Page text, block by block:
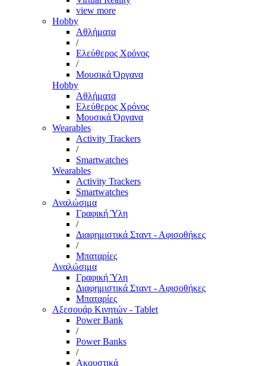
view more
Hobby
Αθλήματα
/
Ελεύθερος Χρόνος
/
Μουσικά Όργανα
Hobby
Αθλήματα
Ελεύθερος Χρόνος
Μουσικά Όργανα
Wearables
Activity Trackers
/
Smartwatches
Wearables
Activity Trackers
Smartwatches
Αναλώσιμα
Γραφική Ύλη
/
Διαφημιστικά Σταντ - Αφισοθήκες
/
Μπαταρίες
Αναλώσιμα
Γραφική Ύλη
Διαφημιστικά Σταντ - Αφισοθήκες
Μπαταρίες
Αξεσουάρ Κινητών - Tablet
Power Bank
/
Power Banks
/
Ακουστικά